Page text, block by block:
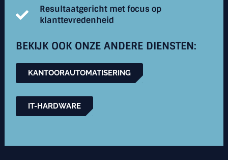
Resultaatgericht met focus op
klanttevredenheid
BEKIJK OOK ONZE ANDERE DIENSTEN:
KANTOORAUTOMATISERING
IT-HARDWARE